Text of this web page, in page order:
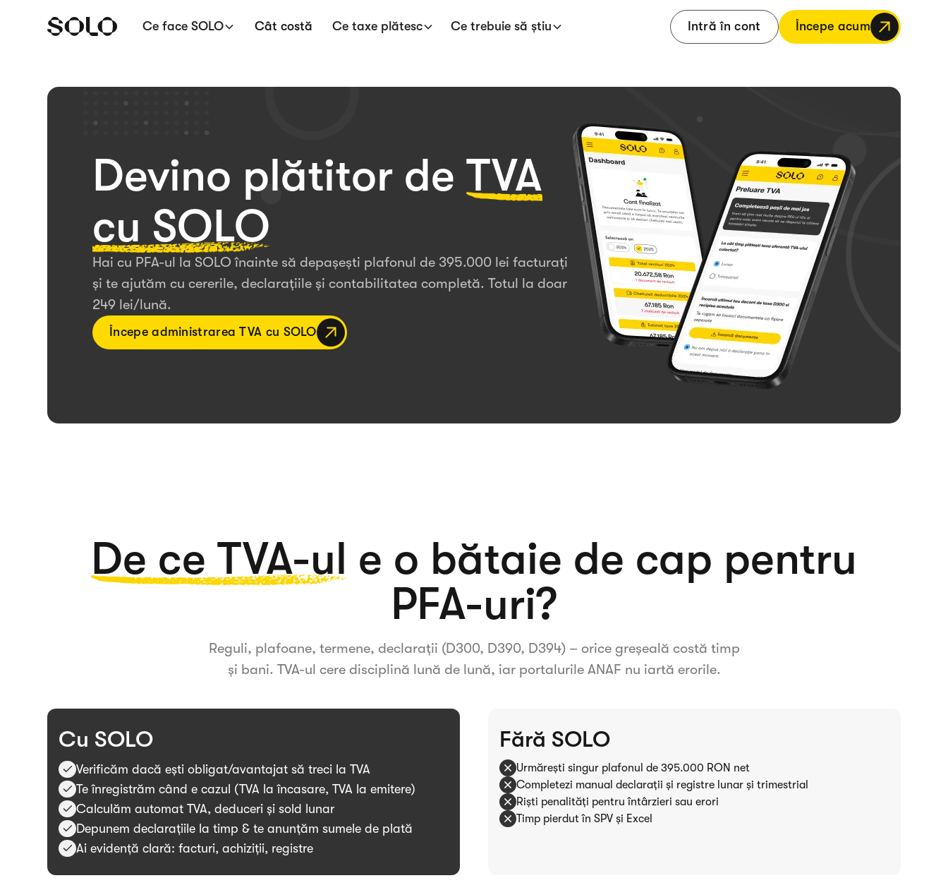
Ce face SOLO Cât costă Ce taxe plătesc Ce trebuie să știu Intră în cont Începe acum
Devino plătitor deTVA
cu SOLO
Hai cu PFA-ul la SOLO înainte să depașești plafonul de 395.000 lei facturați
și te ajutăm cu cererile, declarațiile și contabilitatea completă. Totul la doar
249 lei/lună.
Începe administrarea TVA cu SOLO
De ce TVA-ul e o bătaie de cap pentru
PFA-uri?
Reguli, plafoane, termene, declarații (D300, D390, D394) – orice greșeală costă timp
și bani. TVA-ul cere disciplină lună de lună, iar portalurile ANAF nu iartă erorile.
Cu SOLO
Verificăm dacă ești obligat/avantajat să treci la TVA
Te înregistrăm când e cazul (TVA la încasare, TVA la emitere)
Calculăm automat TVA, deduceri și sold lunar
Depunem declarațiile la timp & te anunțăm sumele de plată
Ai evidență clară: facturi, achiziții, registre
Fără SOLO
Urmărești singur plafonul de 395.000 RON net
Completezi manual declarații și registre lunar și trimestrial
Rişti penalități pentru întârzieri sau erori
Timp pierdut în SPV și Excel